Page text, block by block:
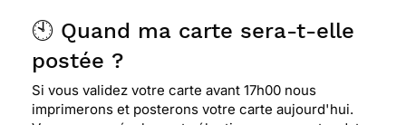
🕙 Quand ma carte sera-t-elle
postée ?
Si vous validez votre carte avant 17h00 nous
imprimerons et posterons votre carte aujourd'hui.